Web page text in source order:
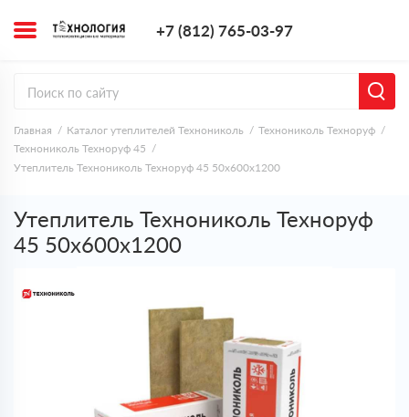
+7 (812) 765-03-97
Главная Каталог утеплителей Технониколь
Технониколь Техноруф
Технониколь Техноруф 45
Утеплитель Технониколь Техноруф 45 50х600х1200
Утеплитель Технониколь Техноруф
45 50х600х1200